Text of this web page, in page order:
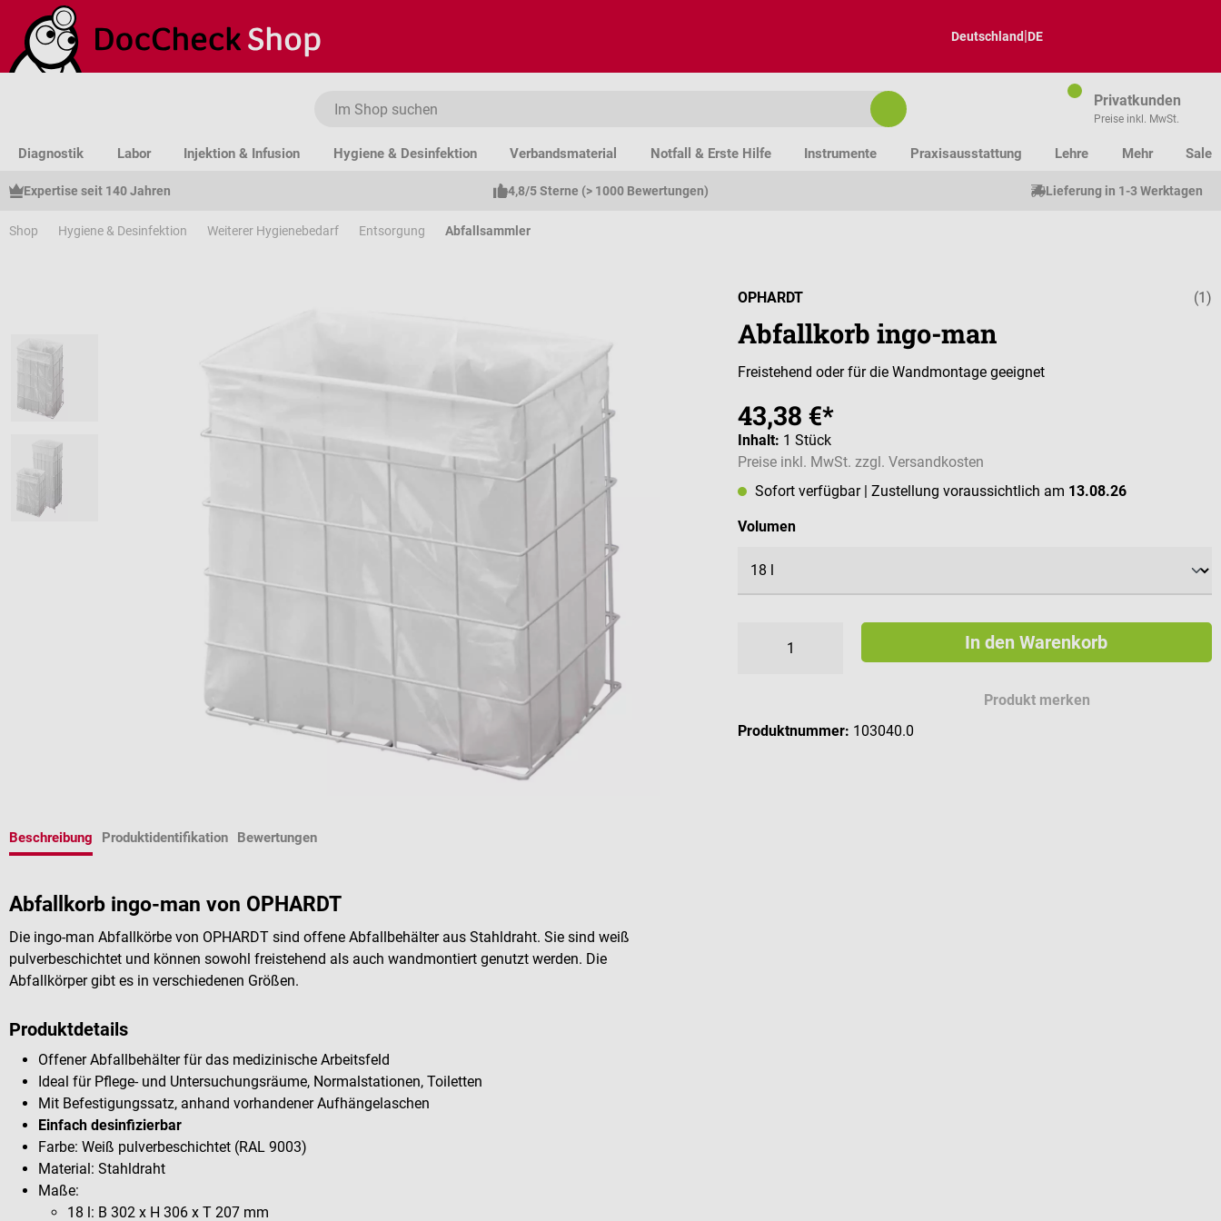
Hauptinhalt springen
Zur Suche springen
Zur Hauptnavigation springen
Deutschland|DE
Privatkunden
Preise inkl. MwSt.
Diagnostik Labor Injektion & Infusion Hygiene & Desinfektion Verbandsmaterial Notfall & Erste Hilfe Instrumente Praxisausstattung Lehre Mehr Sale
Expertise seit 140 Jahren 4,8/5 Sterne (> 1000 Bewertungen) Lieferung in 1-3 Werktagen
Shop Hygiene & Desinfektion Weiterer Hygienebedarf Entsorgung Abfallsammler
(1)
OPHARDT
Abfallkorb ingo-man
Freistehend oder für die Wandmontage geeignet
43,38 €*
Inhalt: 1 Stück
Preise inkl. MwSt. zzgl. Versandkosten
Sofort verfügbar | Zustellung voraussichtlich am 13.08.26
Volumenauswählen
In den Warenkorb
Produkt merken
Produktnummer: 103040.0
Beschreibung Produktidentifikation Bewertungen
Abfallkorb ingo-man von OPHARDT
Die ingo-man Abfallkörbe von OPHARDT sind offene Abfallbehälter aus Stahldraht. Sie sind weiß
pulverbeschichtet und können sowohl freistehend als auch wandmontiert genutzt werden. Die
Abfallkörper gibt es in verschiedenen Größen.
Produktdetails
Offener Abfallbehälter für das medizinische Arbeitsfeld
Ideal für Pflege- und Untersuchungsräume, Normalstationen, Toiletten
Mit Befestigungssatz, anhand vorhandener Aufhängelaschen
Einfach desinfizierbar
Farbe: Weiß pulverbeschichtet (RAL 9003)
Material: Stahldraht
Maße:
18 l: B 302 x H 306 x T 207 mm